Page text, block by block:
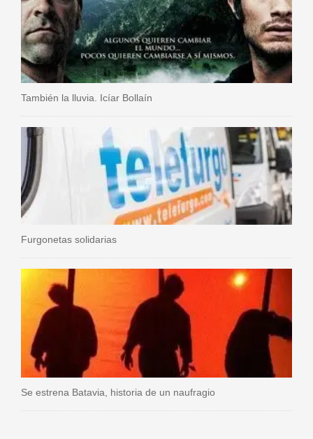
También la lluvia. Icíar Bollaín
Furgonetas solidarias
Se estrena Batavia, historia de un naufragio